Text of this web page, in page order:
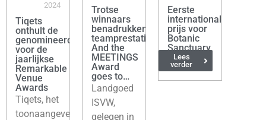
2024
Tiqets
onthult de
genomineerden
voor de
jaarlijkse
Remarkable
Venue
Awards
Tiqets, het
toonaangevende
Trotse
winnaars
benadrukken
teamprestaties.
And the
MEETINGS
Award
goes to…
Landgoed
ISVW,
gelegen in
Eerste
internationale
prijs voor
Botanic
Sanctuary
Antwerp
Lees
verder